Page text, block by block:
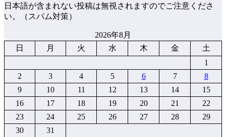
日本語が含まれない投稿は無視されますのでご注意くださ
い。（スパム対策）
2026年8月
日
月 火 水 木 金
土
1
2
3 4 5 6 7
8
9
10 11 12 13 14
15
16
17 18 19 20 21
22
23
24 25 26 27 28
29
30
31